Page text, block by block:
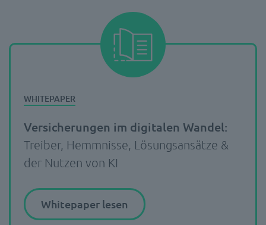
Versicherungen im digitalen Wandel:
Treiber, Hemmnisse, Lösungsansätze &
der Nutzen von KI
Whitepaper lesen